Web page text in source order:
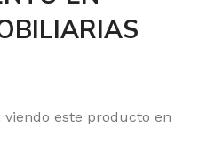
viendo este producto en